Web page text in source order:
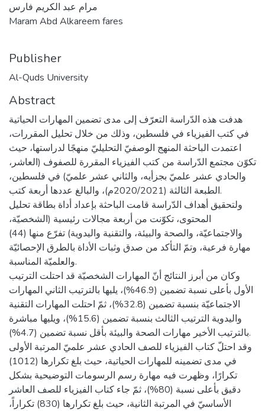
مرام عبد الكريم فارس
Maram Abd Alkareem fares
Publisher
Al-Quds University
Abstract
هدفت هذه الدّراسة التعرّف إلى مدى تضمين المهارات الحياتية
في كتب الفيزياء في فلسطين، وذلك من خلال تحليل المقررات،
اعتمدت الباحثة المنهج الوصفيّ التحليليّ منهجًا لدراستها، حيث
تكوّن مجتمع الدّراسة من كتب الفيزياء المقررة للصفوف (العاشر،
والحادي عشر علميّ بجزأيه، والثاني عشر علميّ) في فلسطين،
الطبعة الثالثة (2020/2021م)، والبالغ عددها أربعة كتب.
ولتحقيق أهداف الدّراسة قامت الباحثة بإعداد أداة بطاقة تحليل
المحتوى، تكوّنت من أربعة مجالات رئيسية (الشخصيّة،
والاجتماعيّة، والصحة والبيئة، والتقنية واليدوية) تفرّع منها (44)
مهارة فرعية، وتمّ التأكد من صدق وثبات الأداة بالطرق الإحصائيّة
والعلميّة المناسبة.
وكان من أبرز النتائج أنّ المهارات الشخصيّة قد احتلت الترتيب
الأول بأعلى نسبة تضمين (46.9%)، يليها بالترتيب الثاني المهارات
الاجتماعيّة بنسبة تضمين (32.8%)، ثمّ احتلت المهارات التقنية
واليدوية الترتيب الثالث بنسبة تضمين (15.6%)، ويليها مباشرة
بالترتيب الأخير مهارات الصحة والبيئة بأقل نسبة تضمين (4.7%).
وقد احتلّ كتاب الفيزياء للصف الحادي عشر علميّ المرتبة الأولى
في مدى تضمينه للمهارات الحياتية، حيث بلغ تكرارها (1012)
تكرارًا، وظهرت فيه مهارة رسم الرسومات التوضيحية بشكل
دقيق بأعلى نسبة (80%)، ثمّ جاء كتاب الفيزياء للصف العاشر
الأساسيّ في المرتبة الثانية، حيث بلغ تكرارها (830) تكراراً،